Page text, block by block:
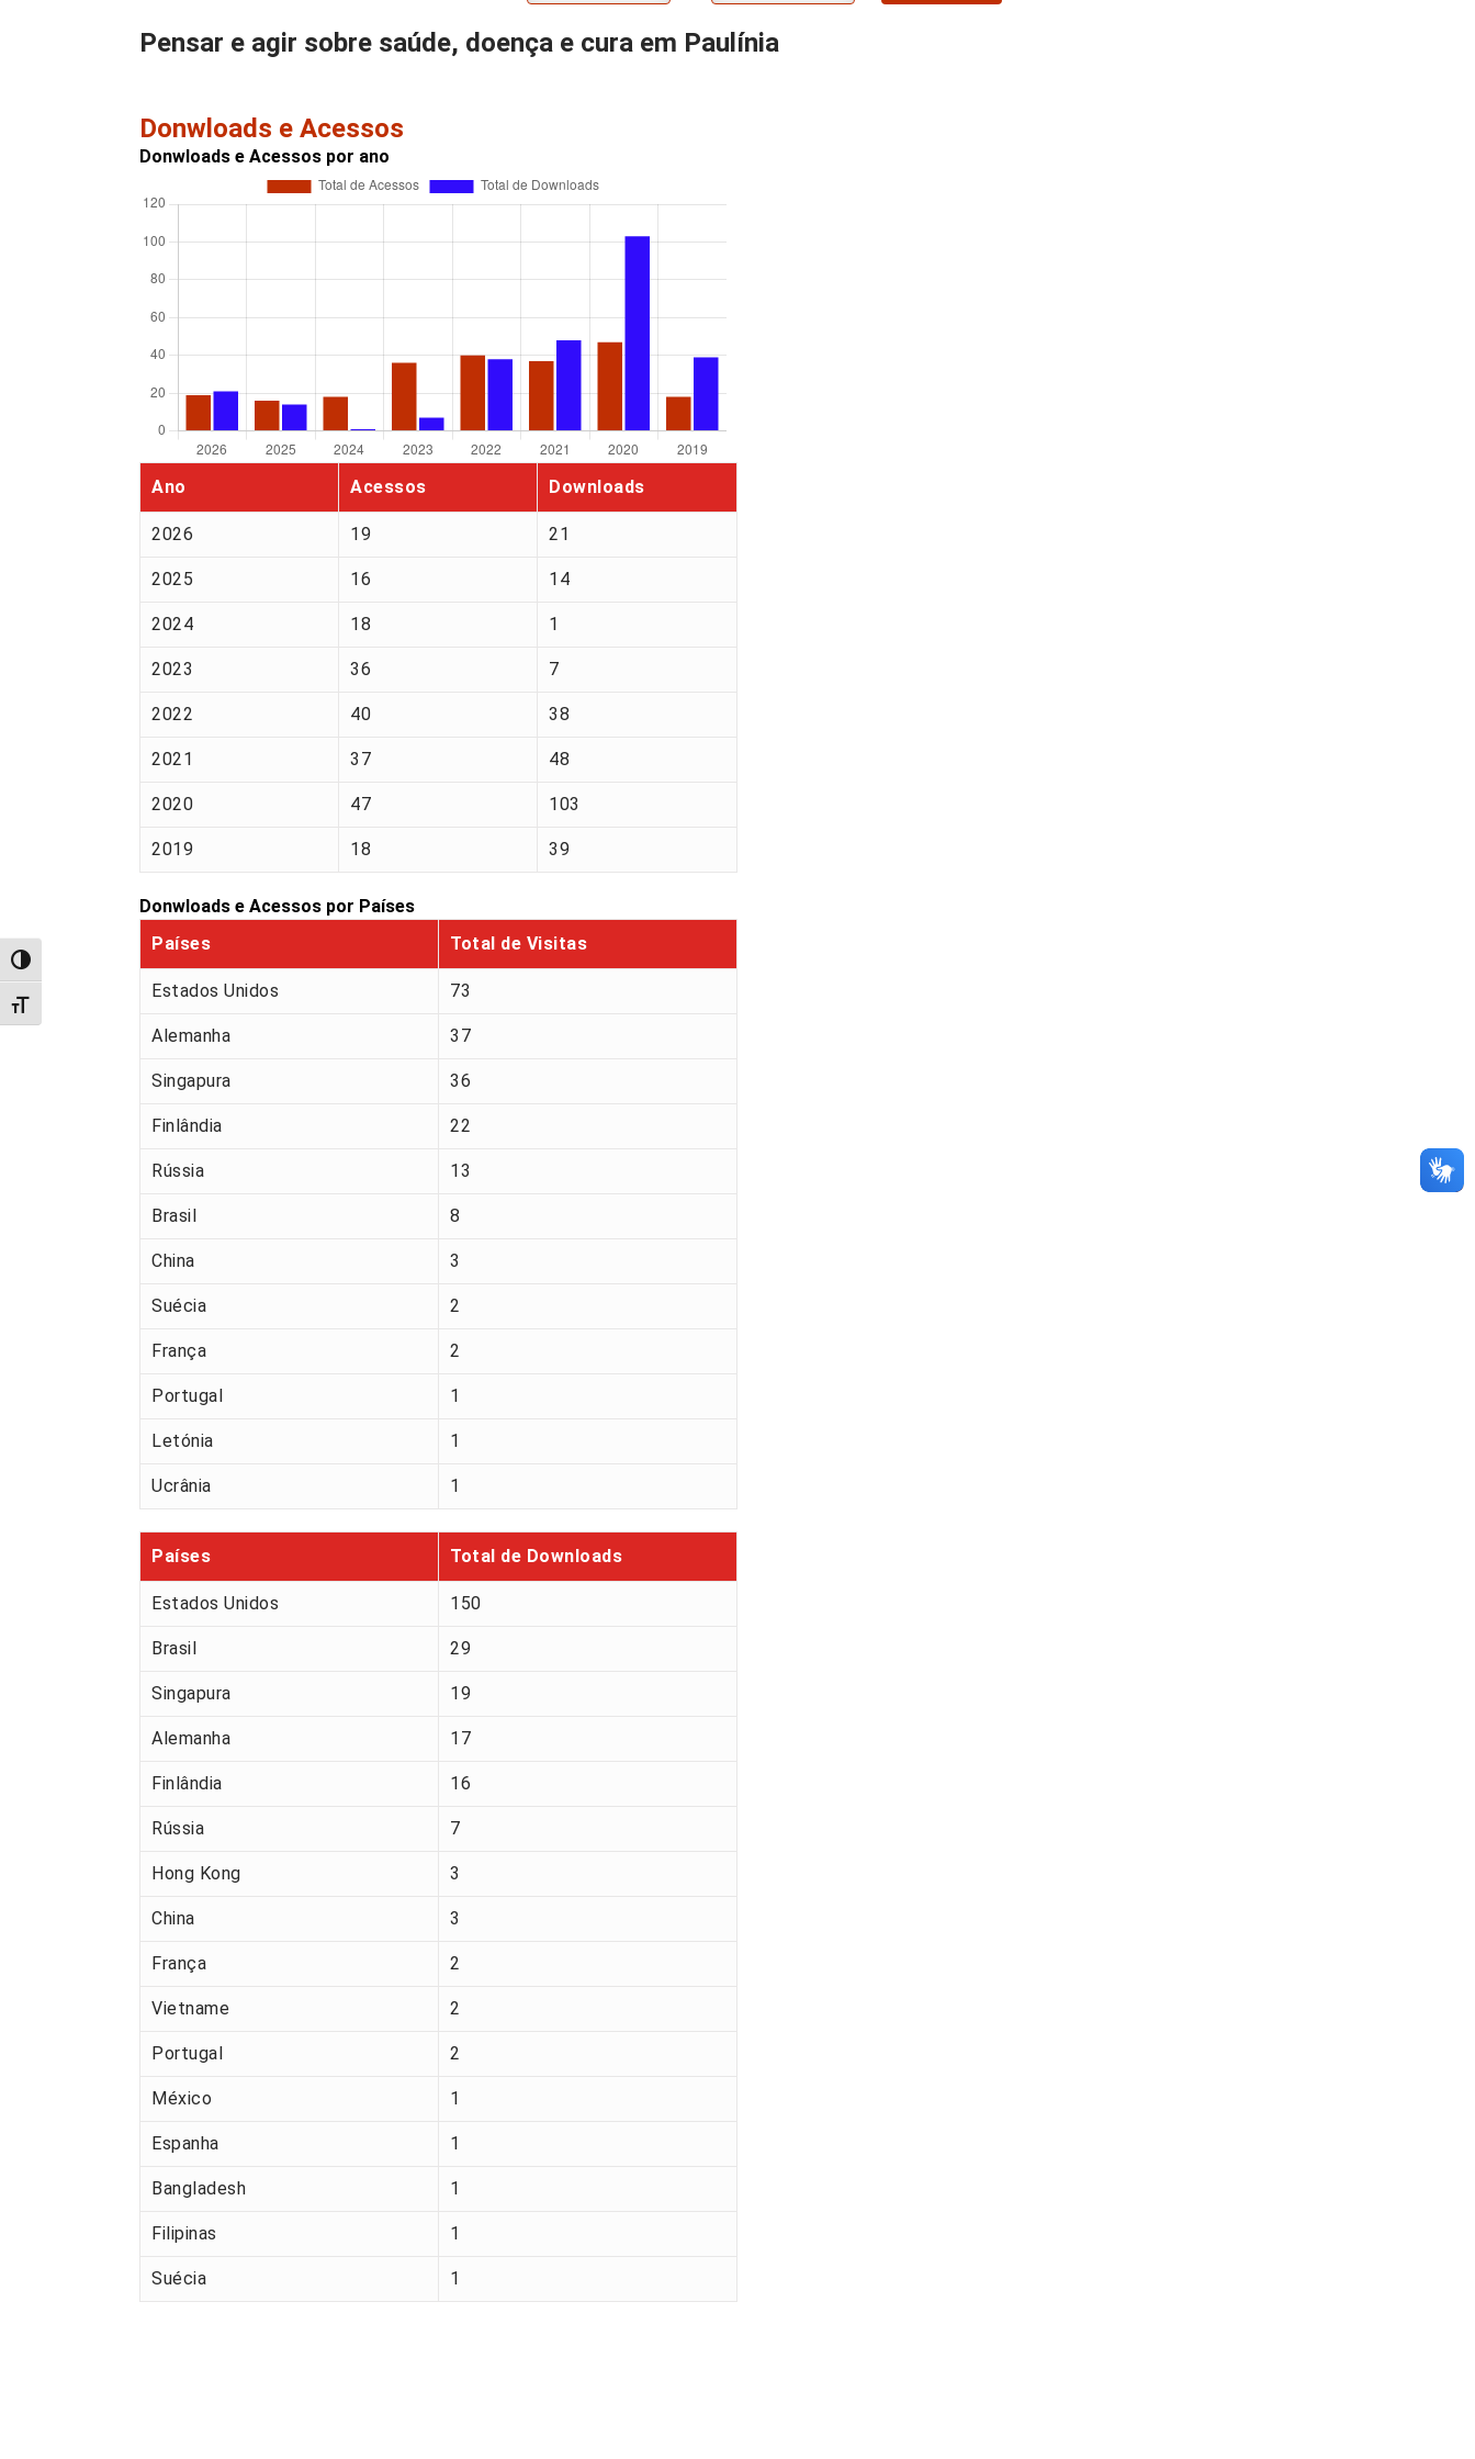
Alternar alto contraste
Alternar tamanho da fonte
Pensar e agir sobre saúde, doença e cura em Paulínia
Donwloads e Acessos
Donwloads e Acessos por ano
Ano Acessos Downloads
2026 19 21
2025 16 14
2024 18 1
2023 36 7
2022 40 38
2021 37 48
2020 47 103
2019 18 39
Donwloads e Acessos por Países
Países
Total de Visitas
Estados Unidos 73
Alemanha 37
Singapura 36
Finlândia 22
Rússia 13
Brasil 8
China 3
Suécia 2
França 2
Portugal 1
Letónia 1
Ucrânia 1
Países Total de Downloads
Estados Unidos 150
Brasil 29
Singapura 19
Alemanha 17
Finlândia 16
Rússia 7
Hong Kong 3
China 3
França 2
Vietname 2
Portugal 2
México 1
Espanha 1
Bangladesh 1
Filipinas 1
Suécia 1